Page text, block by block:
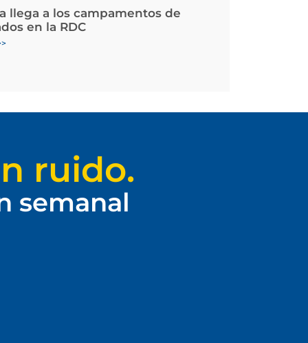
llega a los campamentos de
en la RDC
ruido.
semanal